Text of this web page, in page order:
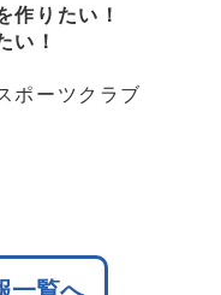
作りたい！
い！
ポーツクラブ